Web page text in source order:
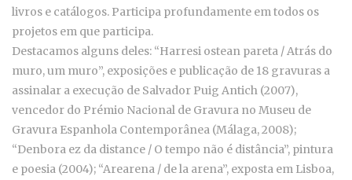
livros e catálogos. Participa profundamente em todos os
projetos em que participa.
Destacamos alguns deles: “Harresi ostean pareta / Atrás do
muro, um muro”, exposições e publicação de 18 gravuras a
assinalar a execução de Salvador Puig Antich (2007),
vencedor do Prémio Nacional de Gravura no Museu de
Gravura Espanhola Contemporânea (Málaga, 2008);
“Denbora ez da distance / O tempo não é distância”, pintura
e poesia (2004); “Arearena / de la arena”, exposta em Lisboa,